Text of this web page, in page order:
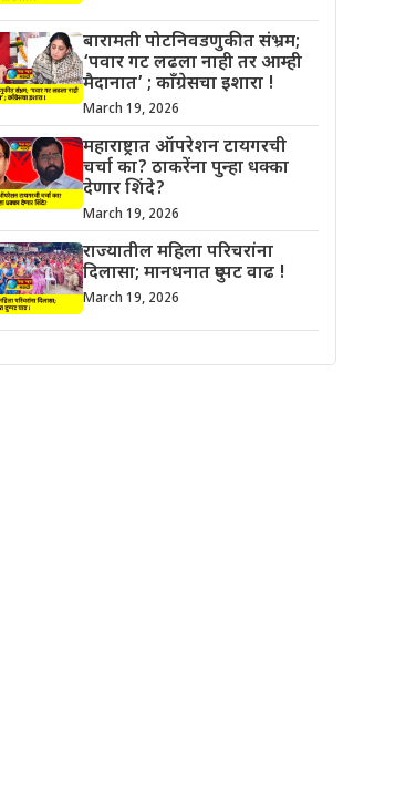
बारामती पोटनिवडणुकीत संभ्रम;
‘पवार गट लढला नाही तर आम्ही
मैदानात’ ; काँग्रेसचा इशारा !
March 19, 2026
महाराष्ट्रात ऑपरेशन टायगरची
चर्चा का? ठाकरेंना पुन्हा धक्का
देणार शिंदे?
March 19, 2026
राज्यातील महिला परिचरांना
दिलासा; मानधनात दुप्पट वाढ !
March 19, 2026